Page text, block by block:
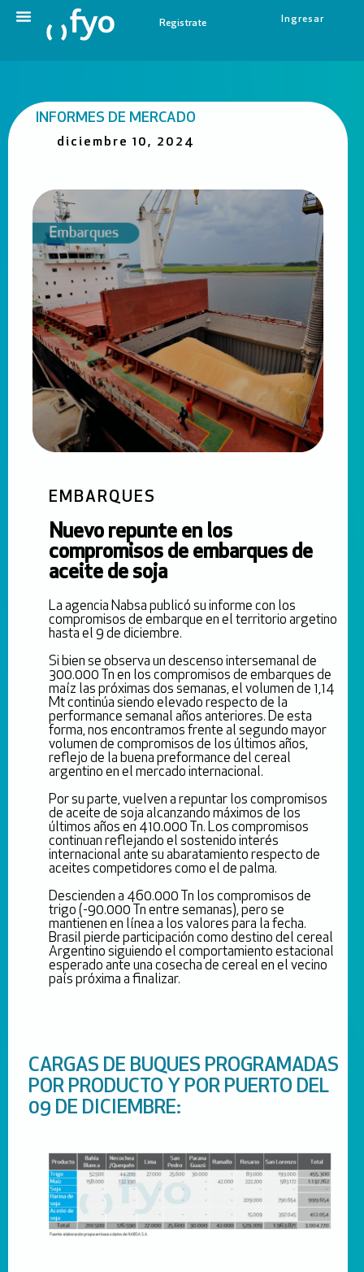
Registrate Ingresar
INFORMES DE MERCADO
diciembre 10, 2024
EMBARQUES
Nuevo repunte en los
compromisos de embarques de
aceite de soja
La agencia Nabsa publicó su informe con los
compromisos de embarque en el territorio argetino
hasta el 9 de diciembre.
Si bien se observa un descenso intersemanal de
300.000 Tn en los compromisos de embarques de
maíz las próximas dos semanas, el volumen de 1,14
Mt continúa siendo elevado respecto de la
performance semanal años anteriores. De esta
forma, nos encontramos frente al segundo mayor
volumen de compromisos de los últimos años,
reflejo de la buena preformance del cereal
argentino en el mercado internacional.
Por su parte, vuelven a repuntar los compromisos
de aceite de soja alcanzando máximos de los
últimos años en 410.000 Tn. Los compromisos
continuan reflejando el sostenido interés
internacional ante su abaratamiento respecto de
aceites competidores como el de palma.
Descienden a 460.000 Tn los compromisos de
trigo (-90.000 Tn entre semanas), pero se
mantienen en línea a los valores para la fecha.
Brasil pierde participación como destino del cereal
Argentino siguiendo el comportamiento estacional
esperado ante una cosecha de cereal en el vecino
país próxima a finalizar.
CARGAS DE BUQUES PROGRAMADAS
POR PRODUCTO Y POR PUERTO DEL
09 DE DICIEMBRE: